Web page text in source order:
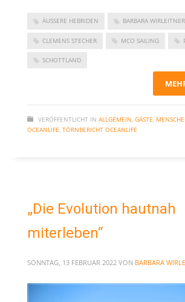
September 2023
Juni 2023
Mai 2023
Dezember 2022
September 2022
Oktober 2021
Mai 2021
April 2021
ÄUSSERE HEBRIDEN BARBARA WIRLEITNER
CLEMENS STECHER MCO SAILING
SCHOTTLAND
VERÖFFENTLICHT IN ALLGEMEIN, GÄSTE,
OCEANLIFE, TÖRNBERICHT OCEANLIFE
„Die Evolution hautnah
miterleben“
SONNTAG, 13 FEBRUAR 2022 VON BARBARA